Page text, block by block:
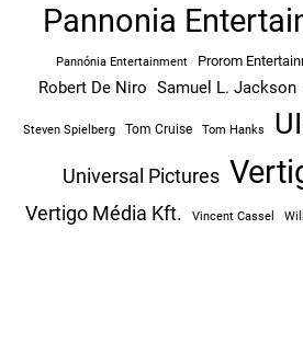
Pannonia
Pannónia Entertainment Prorom
Robert De Niro Samuel L. Jackson
Steven Spielberg Tom Cruise Tom Hanks
Universal Pictures
Vertigo Média Kft. Vincent Cassel